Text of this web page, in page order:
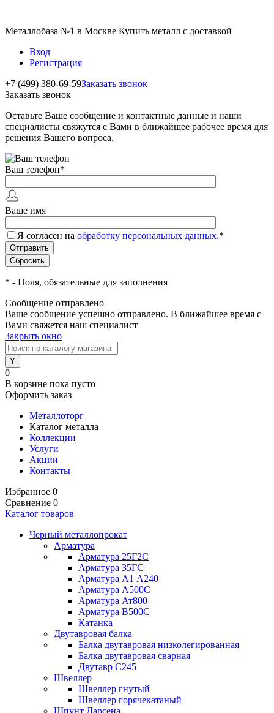
Металлобаза №1 в Москве Купить металл с доставкой
Вход
Регистрация
+7 (499) 380-69-59Заказать звонок
Заказать звонок
Оставьте Ваше сообщение и контактные данные и наши
специалисты свяжутся с Вами в ближайшее рабочее время для
решения Вашего вопроса.
Ваш телефон*
Ваше имя
Я согласен на обработку персональных данных.*
* - Поля, обязательные для заполнения
Сообщение отправлено
Ваше сообщение успешно отправлено. В ближайшее время с
Вами свяжется наш специалист
Закрыть окно
0
В корзине пока пусто
Оформить заказ
Металлоторг
Каталог металла
Коллекции
Услуги
Акции
Контакты
Избранное 0
Сравнение 0
Каталог товаров
Черный металлопрокат
Арматура
Арматура 25Г2С
Арматура 35ГС
Арматура А1 А240
Арматура А500С
Арматура Ат800
Арматура В500С
Катанка
Двутавровая балка
Балка двутавровая низколегированная
Балка двутавровая сварная
Двутавр С245
Швеллер
Швеллер гнутый
Швеллер горячекатаный
Шпунт Ларсена